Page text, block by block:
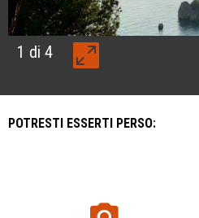
1 di 4
POTRESTI ESSERTI PERSO: